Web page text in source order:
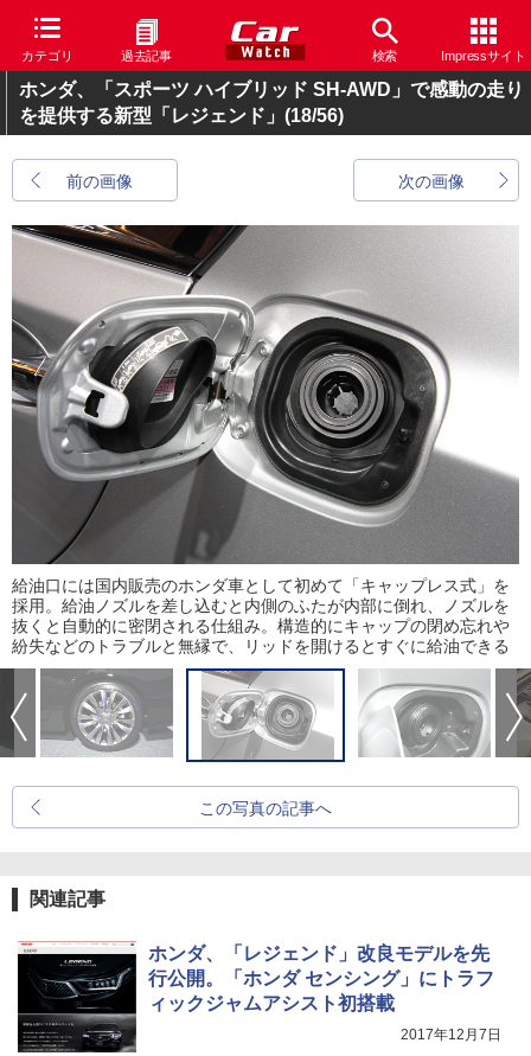
カテゴリ 過去記事 検索 Impressサイト
ホンダ、「スポーツ ハイブリッド SH-AWD」で感動の走り
を提供する新型「レジェンド」 (18/56)
前の画像 次の画像
給油口には国内販売のホンダ車として初めて「キャップレス式」を
採用。給油ノズルを差し込むと内側のふたが内部に倒れ、ノズルを
抜くと自動的に密閉される仕組み。構造的にキャップの閉め忘れや
紛失などのトラブルと無縁で、リッドを開けるとすぐに給油できる
この写真の記事へ
関連記事
ホンダ、「レジェンド」改良モデルを先
行公開。「ホンダ センシング」にトラフ
ィックジャムアシスト初搭載
2017年12月7日